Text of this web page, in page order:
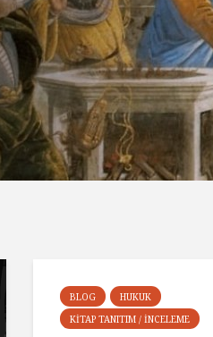
BLOG
HUKUK
KITAP TANITIM / İNCELEME